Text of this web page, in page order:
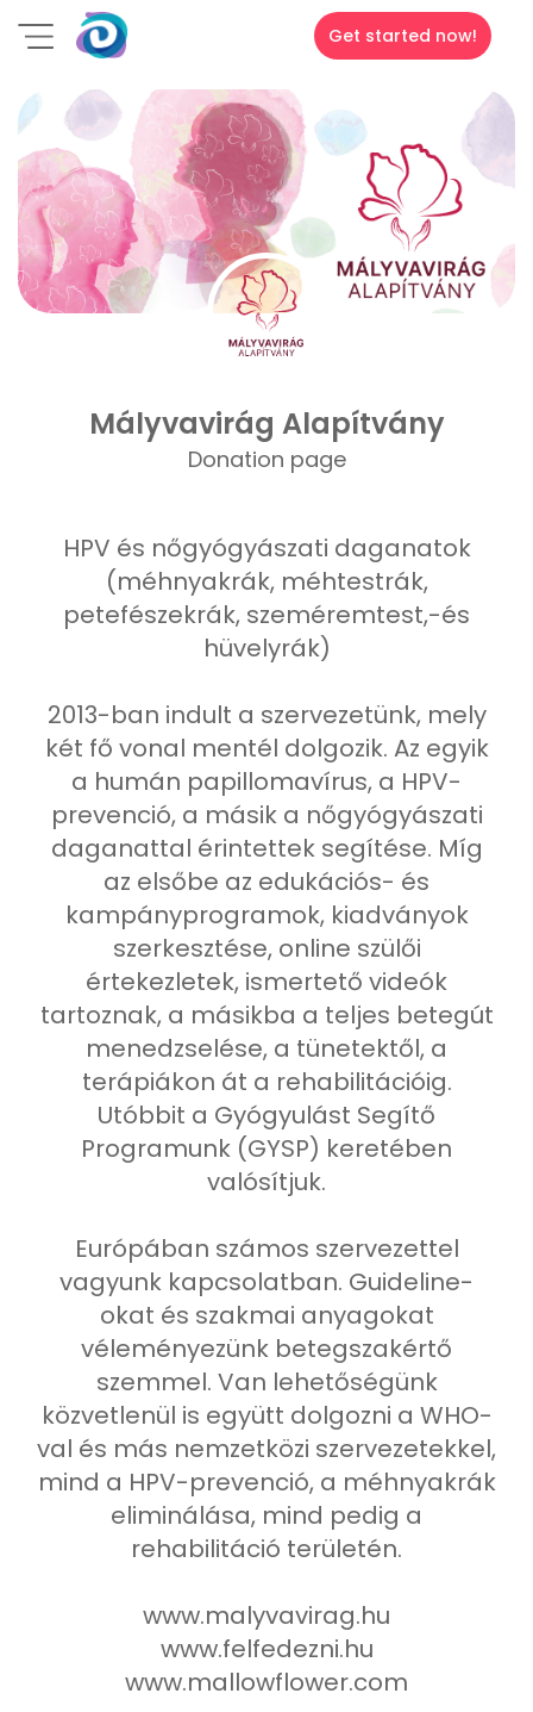
Get started now!
Mályvavirág Alapítvány
Donation page
HPV és nőgyógyászati daganatok
(méhnyakrák, méhtestrák,
petefészekrák, szeméremtest,-és
hüvelyrák)
2013-ban indult a szervezetünk, mely
két fő vonal mentél dolgozik. Az egyik
a humán papillomavírus, a HPV-
prevenció, a másik a nőgyógyászati
daganattal érintettek segítése. Míg
az elsőbe az edukációs- és
kampányprogramok, kiadványok
szerkesztése, online szülői
értekezletek, ismertető videók
tartoznak, a másikba a teljes betegút
menedzselése, a tünetektől, a
terápiákon át a rehabilitációig.
Utóbbit a Gyógyulást Segítő
Programunk (GYSP) keretében
valósítjuk.
Európában számos szervezettel
vagyunk kapcsolatban. Guideline-
okat és szakmai anyagokat
véleményezünk betegszakértő
szemmel. Van lehetőségünk
közvetlenül is együtt dolgozni a WHO-
val és más nemzetközi szervezetekkel,
mind a HPV-prevenció, a méhnyakrák
eliminálása, mind pedig a
rehabilitáció területén.
www.malyvavirag.hu
www.felfedezni.hu
www.mallowflower.com